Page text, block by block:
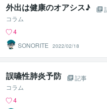
外出は健康のオアシス♪
コラム
4
SONORITE
2022/02/18
誤嚥性肺炎予防
記事
コラム
4